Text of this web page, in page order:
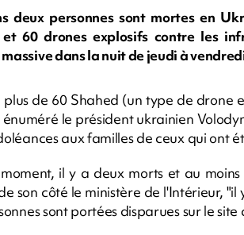
deux personnes sont mortes en
et 60 drones explosifs contre les
dans la nuit de jeudi à
plus de 60 Shahed (un type de drone
énuméré le président ukrainien
aux familles de ceux qui ont
il y a deux morts et au
son côté le ministère de l'Intérieur,
sont portées disparues sur le